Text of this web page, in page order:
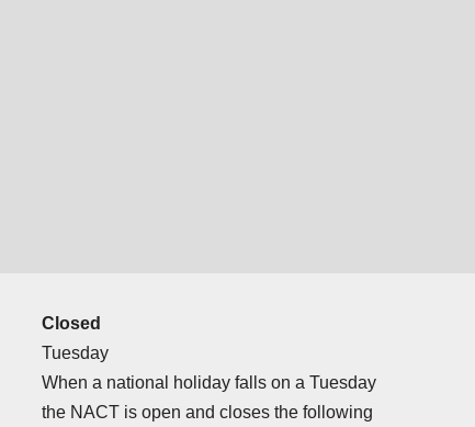
Closed
Tuesday
When a national holiday falls on a Tuesday
the NACT is open and closes the following